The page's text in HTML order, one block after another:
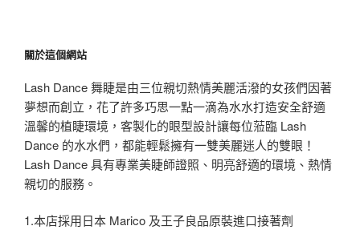
關於這個網站
Lash Dance 舞睫是由三位親切熱情美麗活潑的女孩們因著
夢想而創立，花了許多巧思一點一滴為水水打造安全舒適
溫馨的植睫環境，客製化的眼型設計讓每位蒞臨 Lash
Dance 的水水們，都能輕鬆擁有一雙美麗迷人的雙眼！
Lash Dance 具有專業美睫師證照、明亮舒適的環境、熱情
親切的服務。
1.本店採用日本 Marico 及王子良品原裝進口接著劑